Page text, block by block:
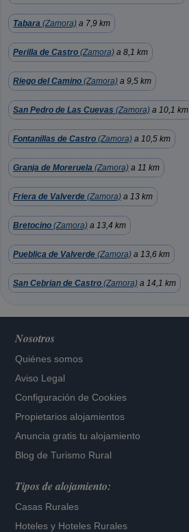
Tabara (Zamora) a 7,9 km
Perilla de Castro (Zamora) a 8,1 km
Riego del Camino (Zamora) a 9,5 km
San Pedro de Las Cuevas (Zamora) a 10,1 km
Fontanillas de Castro (Zamora) a 10,5 km
Granja de Moreruela (Zamora) a 11 km
Friera de Valverde (Zamora) a 13 km
Bretocino (Zamora) a 13,4 km
Pueblica de Valverde (Zamora) a 13,6 km
San Cebrian de Castro (Zamora) a 14,1 km
Nosotros
Quiénes somos
Aviso Legal
Configuración de Cookies
Propietarios alojamientos
Anuncia gratis tu alojamiento
Blog de Turismo Rural
Tipos de alojamiento:
Casas Rurales
Hoteles y Hoteles Rurales